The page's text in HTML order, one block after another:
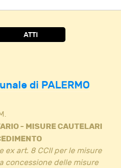
ATTI
di PALERMO
- MISURE CAUTELARI
ex art. 8 CCII per le misure
concessione delle misure